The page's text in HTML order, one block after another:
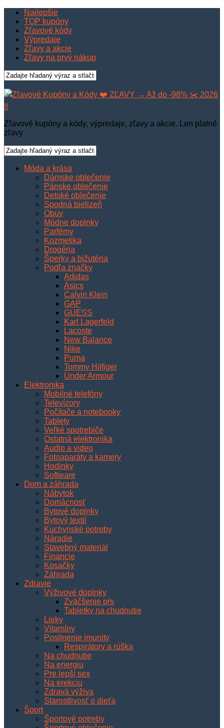
Najlepšie
TOP kupóny
Zľavové kódy
Výpredaje
Zľavy a akcie
Zľavy na prvý nákup
Zľavové kupóny a kódy, výpredaje, zľavy a akcie. Len platné
zľavy
Móda a krása
Dámske oblečenie
Pánske oblečenie
Detské oblečenie
Spodná bielizeň
Obuv
Módne doplnky
Parfémy
Kozmetika
Drogéria
Šperky a bižutéria
Podľa značky
Adidas
Asics
Calvin Klein
GAP
GUESS
Karl Lagerfeld
Lacoste
New Balance
Nike
Puma
Tommy Hilfiger
Under Armour
Elektronika
Mobilné telefóny
Televízory
Počítače a notebooky
Tablety
Veľké spotrebiče
Ostatná elektronika
Audio a video
Fotoaparáty a kamery
Hodinky
Software
Dom a záhrada
Nábytok
Domácnosť
Bytové doplnky
Bytový textil
Kuchynské potreby
Náradie
Stavebný materiál
Financie
Kosačky
Záhrada
Zdravie
Výživové doplnky
Zväčšenie pŕs
Tabletky na chudnutie
Lieky
Vitamíny
Posilnenie imunity
Respirátory a rúška
Na chudnutie
Na energiu
Pre lepší sex
Na erekciu
Zdravá výživa
Starostlivosť o dieťa
Šport
Športové potreby